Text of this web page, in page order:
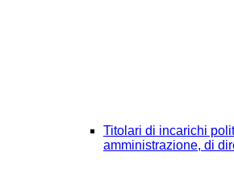
Titolari di incarichi
amministrazione, di